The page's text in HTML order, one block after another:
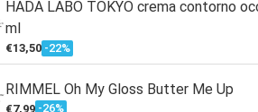
HADA LABO TOKYO crema contorno
ml
€13,50 -22%
RIMMEL Oh My Gloss Butter Me Up
€7,99 -26%